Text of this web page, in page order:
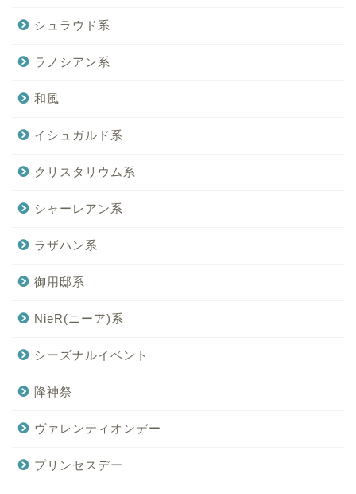
シュラウド系
ラノシアン系
和風
イシュガルド系
クリスタリウム系
シャーレアン系
ラザハン系
御用邸系
NieR(ニーア)系
シーズナルイベント
降神祭
ヴァレンティオンデー
プリンセスデー